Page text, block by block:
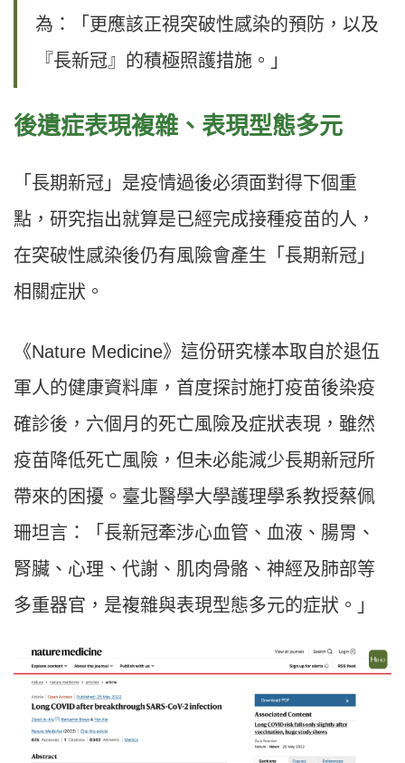
為：「更應該正視突破性感染的預防，以及
『長新冠』的積極照護措施。」
後遺症表現複雜、表現型態多元
「長期新冠」是疫情過後必須面對得下個重
點，研究指出就算是已經完成接種疫苗的人，
在突破性感染後仍有風險會產生「長期新冠」
相關症狀。
《Nature Medicine》這份研究樣本取自於退伍
軍人的健康資料庫，首度探討施打疫苗後染疫
確診後，六個月的死亡風險及症狀表現，雖然
疫苗降低死亡風險，但未必能減少長期新冠所
帶來的困擾。臺北醫學大學護理學系教授蔡佩
珊坦言：「長新冠牽涉心血管、血液、腸胃、
腎臟、心理、代謝、肌肉骨骼、神經及肺部等
多重器官，是複雜與表現型態多元的症狀。」